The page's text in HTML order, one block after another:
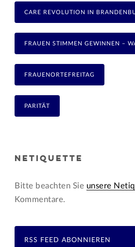
CARE REVOLUTION IN
FRAUEN STIMMEN GEWINNEN –
FRAUENORTEFREITAG
PARITÄT
NETIQUETTE
Bitte beachten Sie unsere
Kommentare.
RSS FEED ABONNIEREN